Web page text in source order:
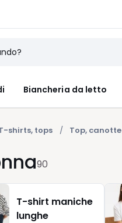
Biancheria da letto
shirts, tops Top, canotte
90
T-shirt maniche
lunghe